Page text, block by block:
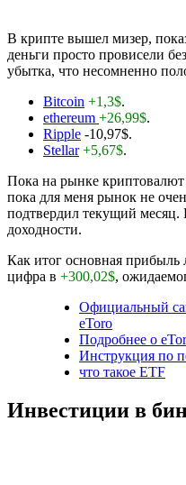
В крипте вышел мизер,
деньги просто провисели
убытка, что несомненно
Bitcoin +1,3$.
ethereum +26,99$.
Ripple -10,97$.
Stellar +5,67$.
Пока на рынке криптовалют
пока для меня рынок не
подтвердил текущий
доходности.
Как итог основная прибыль
цифра в +300,02$,
Официальный
eToro
Подробнее о
Инструкция по
что такое ETF
Инвестиции в